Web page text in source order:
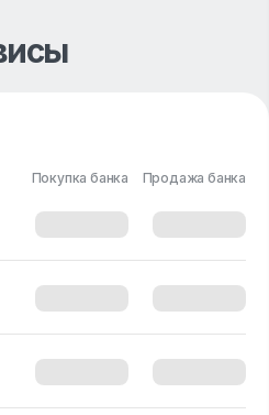
Покупка банка Продажа банка